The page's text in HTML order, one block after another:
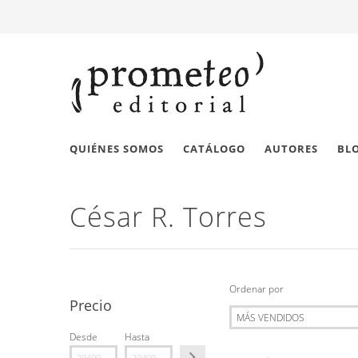
QUIÉNES SOMOS CATÁLOGO AUTORES
César R. Torres
Precio
Desde Hasta
Ordenar por